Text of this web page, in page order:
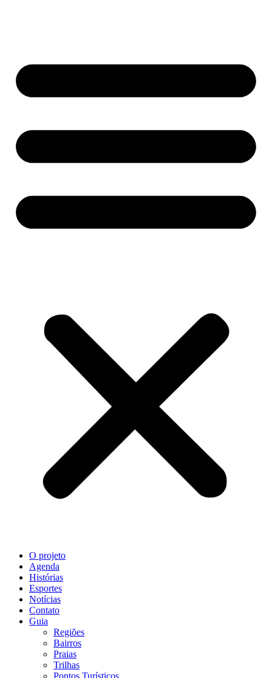
O projeto
Agenda
Histórias
Esportes
Notícias
Contato
Guia
Regiões
Bairros
Praias
Trilhas
Pontos Turísticos